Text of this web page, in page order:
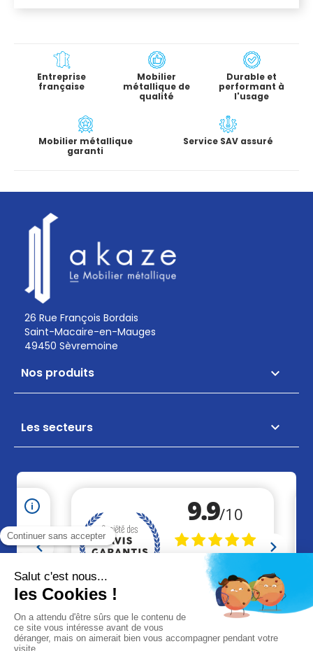
Entreprise
française
Mobilier
métallique de
qualité
Durable et
performant à
l'usage
Mobilier métallique
garanti
Service SAV assuré
26 Rue François Bordais
Saint-Macaire-en-Mauges
49450 Sèvremoine
Nos produits 
Les secteurs 